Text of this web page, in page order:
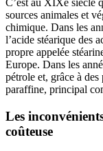
C’est au XIXe siècle
sources animales et
chimique. Dans les
l’acide stéarique des
propre appelée
Europe. Dans les
pétrole et, grâce à
paraffine, principal
Les
coûteuse